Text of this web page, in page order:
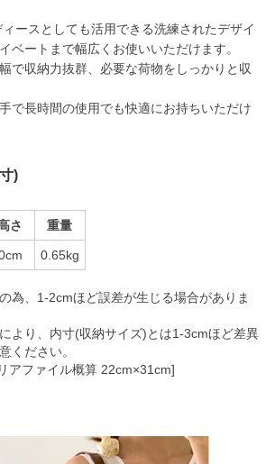
ースとしても活用できる洗練されたデザイ
ベートまで幅広くお使いいただけます。
で収納力抜群、必要な荷物をしっかりと収
で長時間の使用でも快適にお持ちいただけ
)
さ 重量
0.65kg
為、1-2cmほど誤差が生じる場合がありま
より、内寸(収納サイズ)とは1-3cmほど差異
ください。
アファイル概算 22cm×31cm]